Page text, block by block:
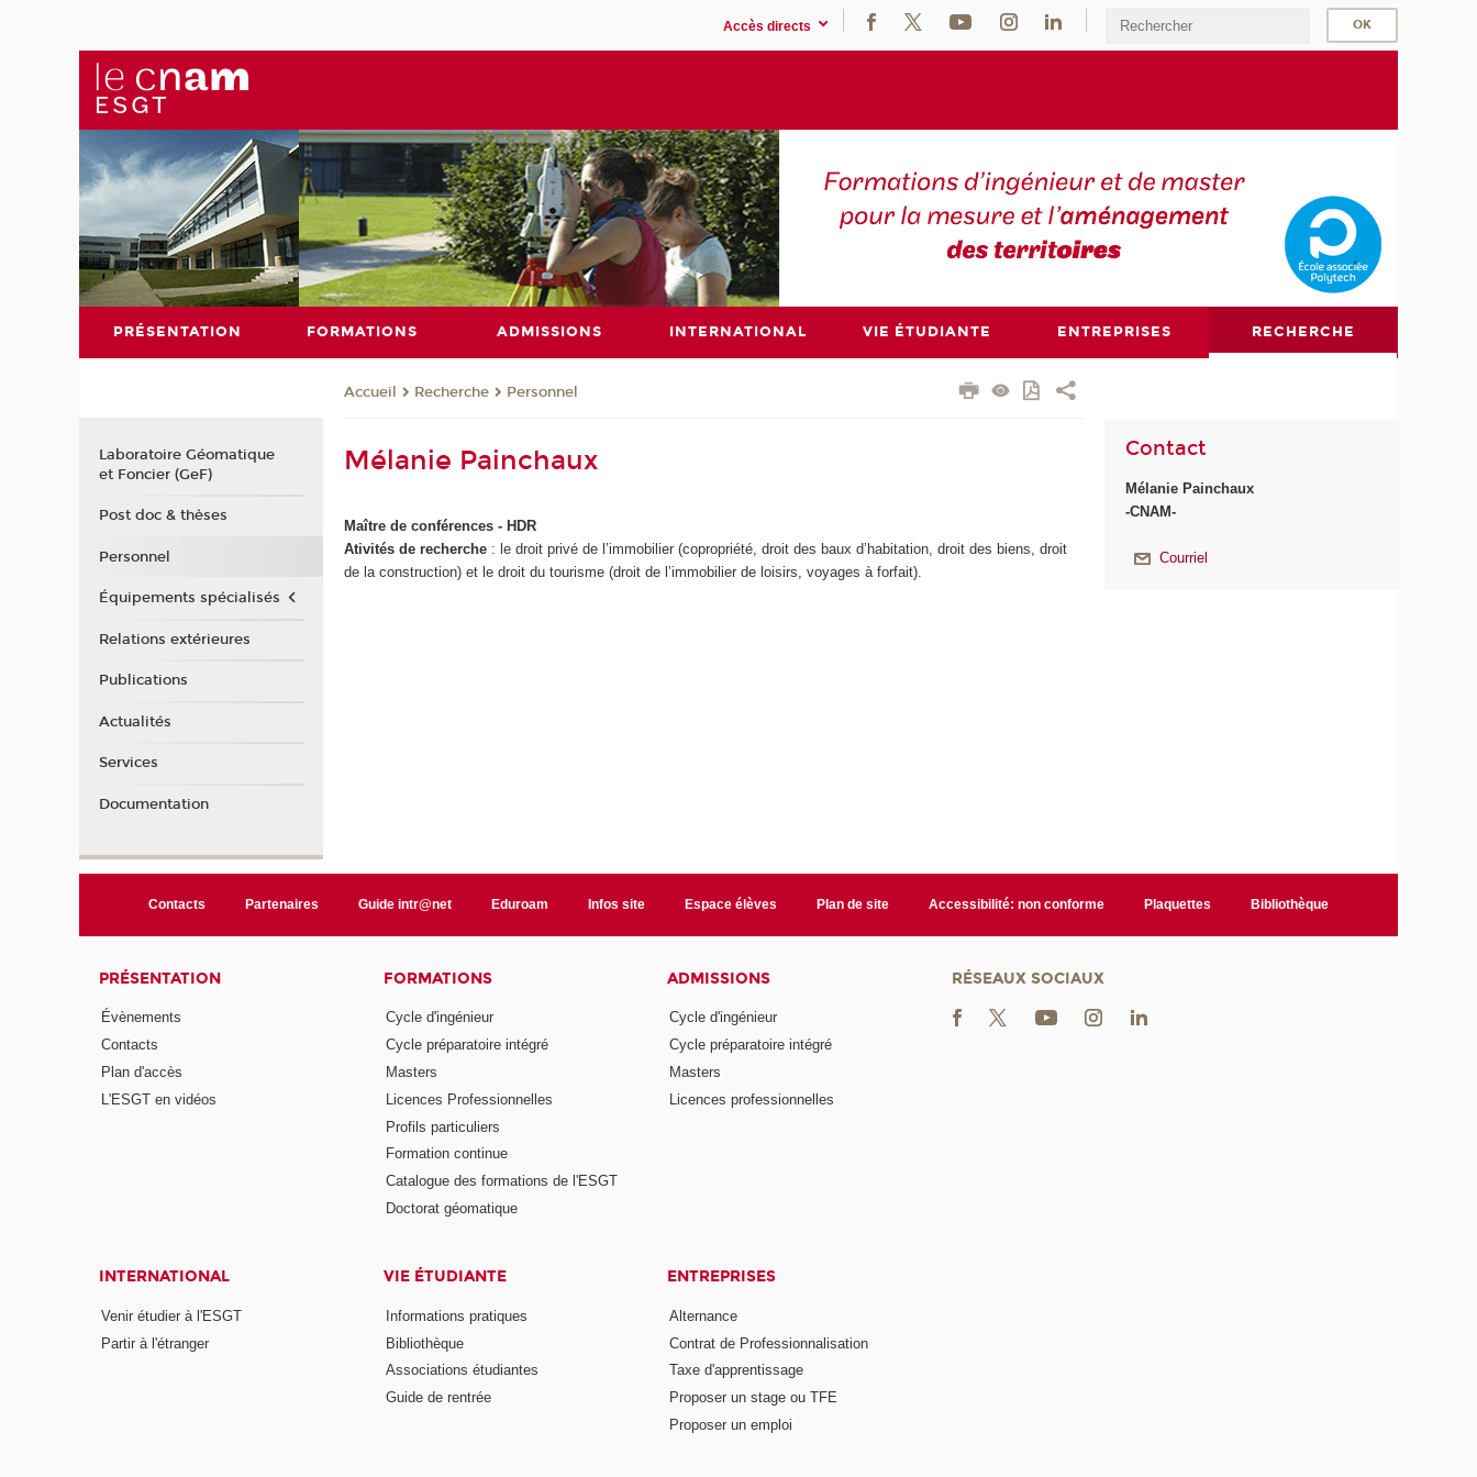
Accès directs
PRÉSENTATION FORMATIONS ADMISSIONS INTERNATIONAL VIE ÉTUDIANTE ENTREPRISES RECHERCHE
Accueil Recherche Personnel
Mélanie Painchaux
Maître de conférences - HDR
Ativités de recherche : le droit privé de l’immobilier (copropriété, droit des baux d’habitation, droit des biens, droit
de la construction) et le droit du tourisme (droit de l’immobilier de loisirs, voyages à forfait).
Contact
Mélanie Painchaux
-CNAM-
Courriel
Laboratoire Géomatique
et Foncier (GeF)
Post doc & thèses
Personnel
Équipements spécialisés
Relations extérieures
Publications
Actualités
Services
Documentation
Contacts Partenaires Guide intr@net Eduroam Infos site Espace élèves Plan de site Accessibilité: non conforme Plaquettes Bibliothèque
PRÉSENTATION
Évènements
Contacts
Plan d'accès
L'ESGT en vidéos
FORMATIONS
Cycle d'ingénieur
Cycle préparatoire intégré
Masters
Licences Professionnelles
Profils particuliers
Formation continue
Catalogue des formations de l'ESGT
Doctorat géomatique
ADMISSIONS
Cycle d'ingénieur
Cycle préparatoire intégré
Masters
Licences professionnelles
INTERNATIONAL
Venir étudier à l'ESGT
Partir à l'étranger
VIE ÉTUDIANTE
Informations pratiques
Bibliothèque
Associations étudiantes
Guide de rentrée
ENTREPRISES
Alternance
Contrat de Professionnalisation
Taxe d'apprentissage
Proposer un stage ou TFE
Proposer un emploi
RÉSEAUX SOCIAUX